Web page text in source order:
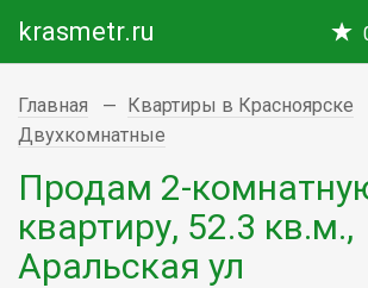
krasmetr.ru
Главная
Квартиры в Красноярске
Двухкомнатные
Продам 2-
квартиру, 52.3 кв.м.,
Аральская ул